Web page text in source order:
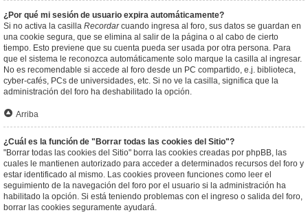
¿Por qué mi sesión de usuario expira automáticamente?
Si no activa la casilla Recordarcuando ingresa al foro, sus datos se guardan en
una cookie segura, que se elimina al salir de la página o al cabo de cierto
tiempo. Esto previene que su cuenta pueda ser usada por otra persona. Para
que el sistema le reconozca automáticamente solo marque la casilla al ingresar.
No es recomendable si accede al foro desde un PC compartido, e.j. biblioteca,
cyber-cafés, PCs de universidades, etc. Si no ve la casilla, significa que la
administración del foro ha deshabilitado la opción.
Arriba
¿Cuál es la función de "Borrar todas las cookies del Sitio"?
"Borrar todas las cookies del Sitio" borra las cookies creadas por phpBB, las
cuales le mantienen autorizado para acceder a determinados recursos del foro y
estar identificado al mismo. Las cookies proveen funciones como leer el
seguimiento de la navegación del foro por el usuario si la administración ha
habilitado la opción. Si está teniendo problemas con el ingreso o salida del foro,
borrar las cookies seguramente ayudará.